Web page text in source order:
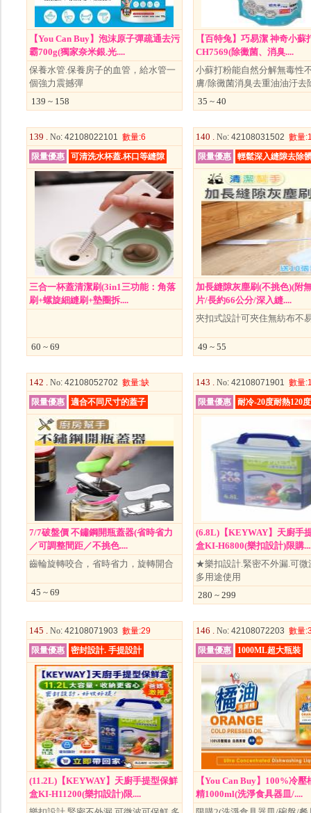
【You Can Buy】泡沫原子彈疏通去污
霸700g(獨家奈米銀.光....
保養水管.保養房子的血管，給水管一
個強力震撼彈
139 ~ 158
【百特兔】巧易潔 神奇小蘇
CH7569(除黴菌、消臭....
小蘇打粉能自然分解無毒性
膚/除黴菌消臭去重油油汙去
35 ~ 40
139 . No: 42108022101 數量:6
限量優惠
可清洗水杯蓋.杯口等縫隙
三合一杯蓋清潔刷(3in1三功能：角落
刷+螺旋細縫刷+墊圈拆....
60 ~ 69
140 . No: 42108031502 數量
限量優惠
輕鬆深入縫隙去除
加長縫隙灰塵刷(不挑色)(附
片/長約66公分/深入縫....
夾扣式設計可夾住無紡布不
49 ~ 55
142 . No: 42108052702 數量:缺
限量優惠
適合不同尺寸的蓋子
7/7破盤價 不鏽鋼開瓶蓋器(省時省力
／可調整間距／不挑色....
齒輪旋轉咬合，省時省力，旋轉開合
45 ~ 69
143 . No: 42108071901 數量
限量優惠
耐冷-20度耐熱120
(6.8L)【KEYWAY】天廚手
盒KI-H6800(樂扣設計)限購
★樂扣設計.緊密不外漏.可微
多用途使用
280 ~ 299
145 . No: 42108071903 數量:29
限量優惠
密封設計. 手提設計
(11.2L)【KEYWAY】天廚手提型保鮮
盒KI-H11200(樂扣設計)限....
146 . No: 42108072203 數量
限量優惠
1000ML超大瓶裝
【You Can Buy】100%冷壓
精1000ml(洗淨食具器皿/....